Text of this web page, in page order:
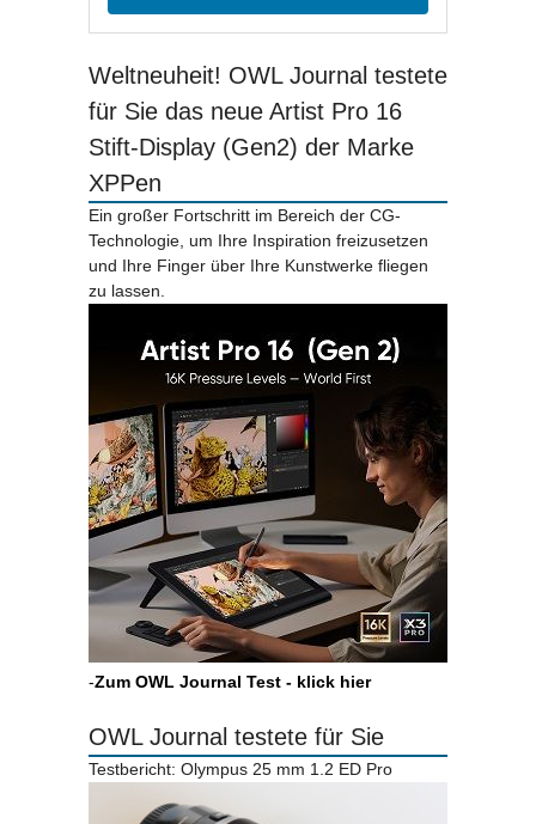
Weltneuheit! OWL Journal testete
für Sie das neue Artist Pro 16
Stift-Display (Gen2) der Marke
XPPen
Ein großer Fortschritt im Bereich der CG-
Technologie, um Ihre Inspiration freizusetzen
und Ihre Finger über Ihre Kunstwerke fliegen
zu lassen.
-Zum OWL Journal Test - klick hier
OWL Journal testete für Sie
Testbericht: Olympus 25 mm 1.2 ED Pro